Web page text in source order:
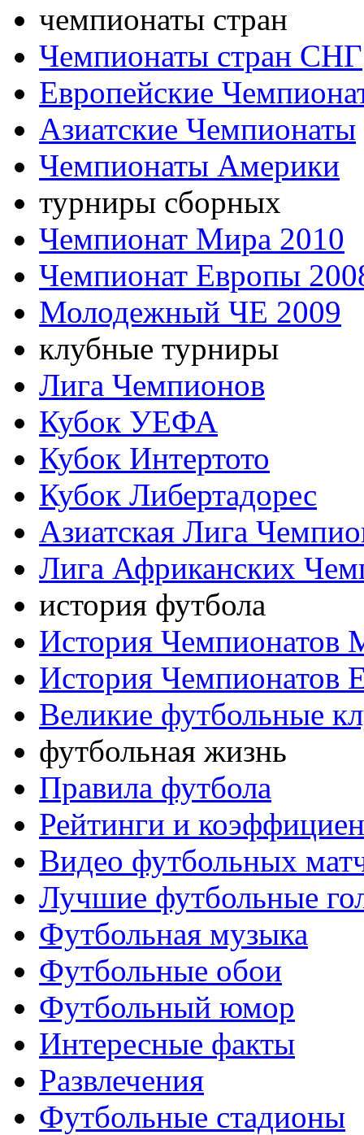
чемпионаты стран
Чемпионаты стран СНГ
Европейские
Азиатские Чемпионаты
Чемпионаты Америки
турниры сборных
Чемпионат Мира 2010
Чемпионат Европы
Молодежный ЧЕ 2009
клубные турниры
Лига Чемпионов
Кубок УЕФА
Кубок Интертото
Кубок Либертадорес
Азиатская Лига
Лига Африканских
история футбола
История Чемпионатов
История Чемпионатов
Великие футбольные
футбольная жизнь
Правила футбола
Рейтинги и
Видео футбольных
Лучшие футбольные
Футбольная музыка
Футбольные обои
Футбольный юмор
Интересные факты
Развлечения
Футбольные стадионы